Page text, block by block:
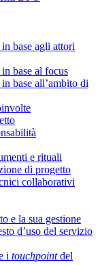
base agli attori
base al focus
base all’ambito di
e rituali
di progetto
collaborativi
e la sua gestione
d’uso del servizio
i touchpointdel